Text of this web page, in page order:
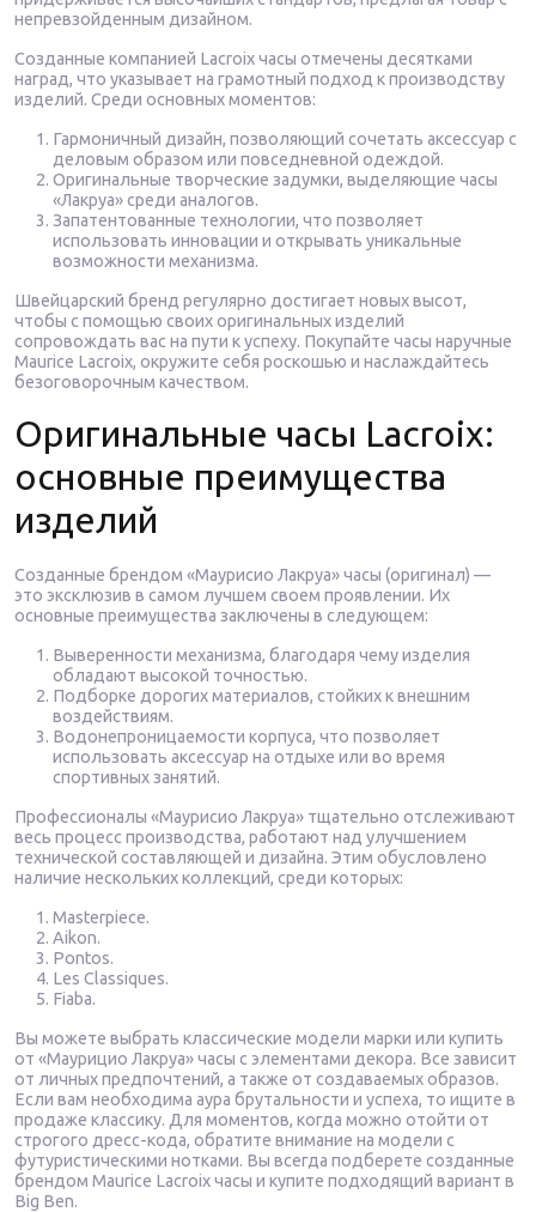
непревзойденным дизайном.
Созданные компанией Lacroix часы отмечены десятками
наград, что указывает на грамотный подход к производству
изделий. Среди основных моментов:
Гармоничный дизайн, позволяющий сочетать аксессуар с
деловым образом или повседневной одеждой.
Оригинальные творческие задумки, выделяющие часы
«Лакруа» среди аналогов.
Запатентованные технологии, что позволяет
использовать инновации и открывать уникальные
возможности механизма.
Швейцарский бренд регулярно достигает новых высот,
чтобы с помощью своих оригинальных изделий
сопровождать вас на пути к успеху. Покупайте часы наручные
Maurice Lacroix, окружите себя роскошью и наслаждайтесь
безоговорочным качеством.
Оригинальные часы Lacroix:
основные преимущества
изделий
Созданные брендом «Маурисио Лакруа» часы (оригинал) —
это эксклюзив в самом лучшем своем проявлении. Их
основные преимущества заключены в следующем:
Выверенности механизма, благодаря чему изделия
обладают высокой точностью.
Подборке дорогих материалов, стойких к внешним
воздействиям.
Водонепроницаемости корпуса, что позволяет
использовать аксессуар на отдыхе или во время
спортивных занятий.
Профессионалы «Маурисио Лакруа» тщательно отслеживают
весь процесс производства, работают над улучшением
технической составляющей и дизайна. Этим обусловлено
наличие нескольких коллекций, среди которых:
Masterpiece.
Aikon.
Pontos.
Les Classiques.
Fiaba.
Вы можете выбрать классические модели марки или купить
от «Маурицио Лакруа» часы с элементами декора. Все зависит
от личных предпочтений, а также от создаваемых образов.
Если вам необходима аура брутальности и успеха, то ищите в
продаже классику. Для моментов, когда можно отойти от
строгого дресс-кода, обратите внимание на модели с
футуристическими нотками. Вы всегда подберете созданные
брендом Maurice Lacroix часы и купите подходящий вариант в
Big Ben.